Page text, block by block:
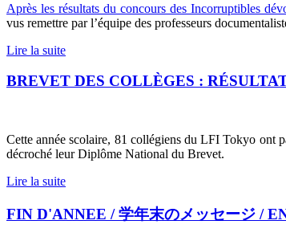
Après les résultats du concours des Incorruptibles
vus remettre par l’équipe des professeurs
Lire la suite
BREVET DES COLLÈGES :
Cette année scolaire, 81 collégiens du LFI Tokyo ont
décroché leur Diplôme National du Brevet.
Lire la suite
FIN D'ANNEE / 学年末のメッセージ /